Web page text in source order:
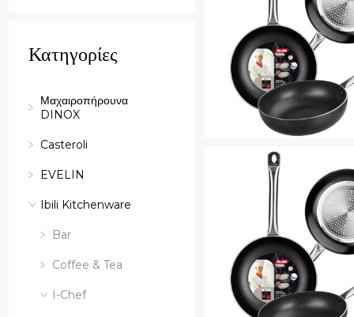
Quick View
Κατηγορίες
Μαχαιροπήρουνα
DINOX
Casteroli
EVELIN
Ibili Kitchenware
Bar
Coffee & Tea
I-Chef